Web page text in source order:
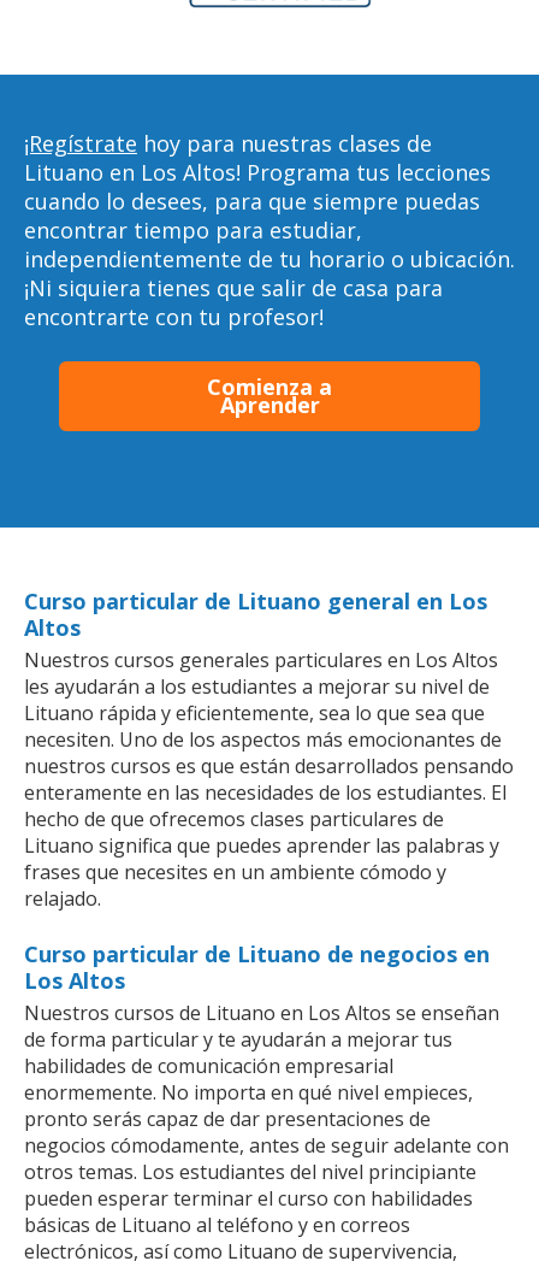
¡Regístrate hoy para nuestras clases de
Lituano en Los Altos! Programa tus lecciones
cuando lo desees, para que siempre puedas
encontrar tiempo para estudiar,
independientemente de tu horario o ubicación.
¡Ni siquiera tienes que salir de casa para
encontrarte con tu profesor!
Comienza a
Aprender
Curso particular de Lituano general en Los
Altos
Nuestros cursos generales particulares en Los Altos
les ayudarán a los estudiantes a mejorar su nivel de
Lituano rápida y eficientemente, sea lo que sea que
necesiten. Uno de los aspectos más emocionantes de
nuestros cursos es que están desarrollados pensando
enteramente en las necesidades de los estudiantes. El
hecho de que ofrecemos clases particulares de
Lituano significa que puedes aprender las palabras y
frases que necesites en un ambiente cómodo y
relajado.
Curso particular de Lituano de negocios en
Los Altos
Nuestros cursos de Lituano en Los Altos se enseñan
de forma particular y te ayudarán a mejorar tus
habilidades de comunicación empresarial
enormemente. No importa en qué nivel empieces,
pronto serás capaz de dar presentaciones de
negocios cómodamente, antes de seguir adelante con
otros temas. Los estudiantes del nivel principiante
pueden esperar terminar el curso con habilidades
básicas de Lituano al teléfono y en correos
electrónicos, así como Lituano de supervivencia,